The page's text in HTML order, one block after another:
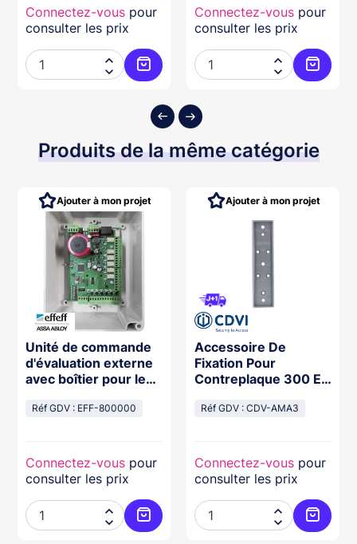
au panier
Connectez-vous pour
consulter les prix


Ajouter au panier
Connectez-vous pour
consulter les prix


Produits de la même catégorie
au panier
Unité de commande
d'évaluation externe
avec boîtier pour les
(e-)drive/ (e-)access
Réf GDV : EFF-800000
Connectez-vous pour
consulter les prix


Ajouter au panier
Ajouter à mon projet
Accessoire De
Fixation Pour
Contreplaque 300 Et
Réf GDV : CDV-AMA3
Connectez-vous pour
consulter les prix


Ajouter à mon projet